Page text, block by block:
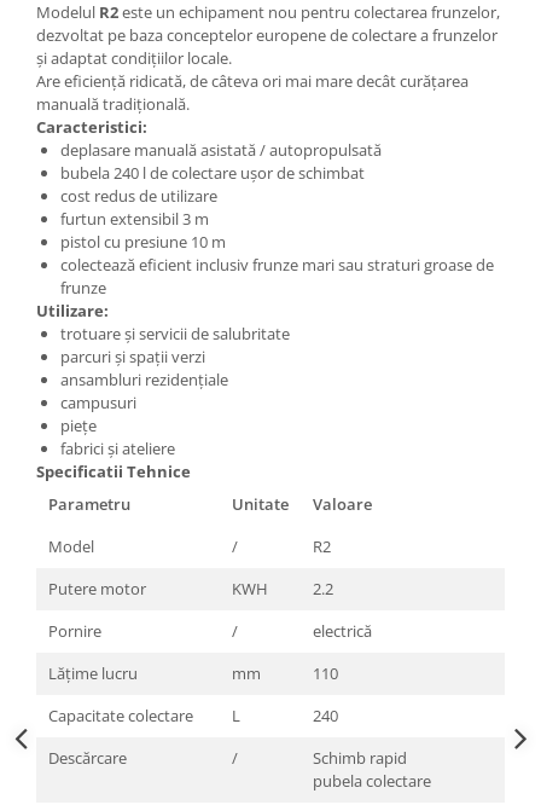
Modelul R2este un echipament nou pentru colectarea frunzelor,
dezvoltat pe baza conceptelor europene de colectare a frunzelor
și adaptat condițiilor locale.
Are eficiență ridicată, de câteva ori mai mare decât curățarea
manuală tradițională.
Caracteristici:
deplasare manuală asistată / autopropulsată
bubela 240 l de colectare ușor de schimbat
cost redus de utilizare
furtun extensibil 3 m
pistol cu presiune 10 m
colectează eficient inclusiv frunze mari sau straturi groase de
frunze
Utilizare:
trotuare și servicii de salubritate
parcuri și spații verzi
ansambluri rezidențiale
campusuri
piețe
fabrici și ateliere
Specificatii Tehnice
Parametru
Unitate
Valoare
Model
/
R2
Putere motor
KWH
2.2
Pornire
/
electrică
Lățime lucru
mm
110
Capacitate colectare
L
240
Descărcare
/
Schimb rapid
pubela colectare